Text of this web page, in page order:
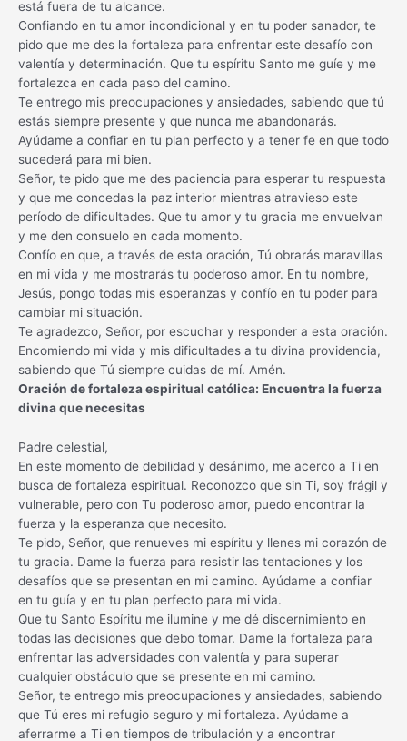
está fuera de tu alcance.
Confiando en tu amor incondicional y en tu poder sanador, te
pido que me des la fortaleza para enfrentar este desafío con
valentía y determinación. Que tu espíritu Santo me guíe y me
fortalezca en cada paso del camino.
Te entrego mis preocupaciones y ansiedades, sabiendo que tú
estás siempre presente y que nunca me abandonarás.
Ayúdame a confiar en tu plan perfecto y a tener fe en que todo
sucederá para mi bien.
Señor, te pido que me des paciencia para esperar tu respuesta
y que me concedas la paz interior mientras atravieso este
período de dificultades. Que tu amor y tu gracia me envuelvan
y me den consuelo en cada momento.
Confío en que, a través de esta oración, Tú obrarás maravillas
en mi vida y me mostrarás tu poderoso amor. En tu nombre,
Jesús, pongo todas mis esperanzas y confío en tu poder para
cambiar mi situación.
Te agradezco, Señor, por escuchar y responder a esta oración.
Encomiendo mi vida y mis dificultades a tu divina providencia,
sabiendo que Tú siempre cuidas de mí. Amén.
Oración de fortaleza espiritual católica: Encuentra la fuerza
divina que necesitas
Padre celestial,
En este momento de debilidad y desánimo, me acerco a Ti en
busca de fortaleza espiritual. Reconozco que sin Ti, soy frágil y
vulnerable, pero con Tu poderoso amor, puedo encontrar la
fuerza y la esperanza que necesito.
Te pido, Señor, que renueves mi espíritu y llenes mi corazón de
tu gracia. Dame la fuerza para resistir las tentaciones y los
desafíos que se presentan en mi camino. Ayúdame a confiar
en tu guía y en tu plan perfecto para mi vida.
Que tu Santo Espíritu me ilumine y me dé discernimiento en
todas las decisiones que debo tomar. Dame la fortaleza para
enfrentar las adversidades con valentía y para superar
cualquier obstáculo que se presente en mi camino.
Señor, te entrego mis preocupaciones y ansiedades, sabiendo
que Tú eres mi refugio seguro y mi fortaleza. Ayúdame a
aferrarme a Ti en tiempos de tribulación y a encontrar